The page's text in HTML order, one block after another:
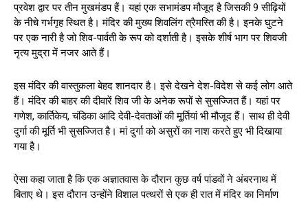
प्रवेश द्वार पर तीन मुखमंडप हैं। यहां एक सभामंडप मौजूद है जिसकी 9 सीढ़ियों
के नीचे गर्भगृह स्थित है। मंदिर की मुख्य शिवलिंग त्रैमस्ति की है। इनके घुटने
पर एक नारी है जो शिव-पार्वती के रूप को दर्शाती है। इसके शीर्ष भाग पर शिवजी
नृत्य मुद्रा में नजर आते हैं।
इस मंदिर की वास्तुकला बेहद शानदार है। इसे देखने देश-विदेश से कई लोग आते
हैं। मंदिर की बाहर की दीवारें शिव जी के अनेक रूपों से सुसज्जित हैं। यहां पर
गणेश, कार्तिकेय, चंडिका आदि देवी-देवताओं की मू्र्तियां भी मौजूद हैं। साथ ही देवी
दुर्गा की मूर्ति भी सुसज्जित है। मां दुर्गा को असुरों का नाश करते हुए भी दिखाया
गया है।
ऐसा कहा जाता है कि एक अज्ञातवास के दौरान कुछ वर्ष पांडवों ने अंबरनाथ में
बिताए थे। इस दौरान उन्होंने विशाल पत्थरों से एक ही रात में मंदिर का निर्माण